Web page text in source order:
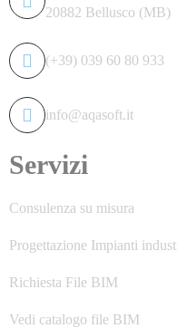
20882 Bellusco (MB)
(+39) 039 60 80 933
info@aqasoft.it
Servizi
Consulenza su misura
Progettazione Impianti
Richiesta File BIM
Vedi catalogo file BIM